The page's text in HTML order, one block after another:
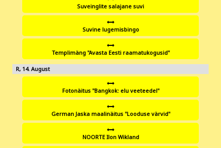
Suveinglite salajane suvi
Suvine lugemisbingo
Templimäng "Avasta Eesti raamatukogusid"
14
Fotonäitus "Bangkok: elu veeteedel"
German Jaska maalinäitus "Looduse värvid"
NOORTE Ilon Wikland